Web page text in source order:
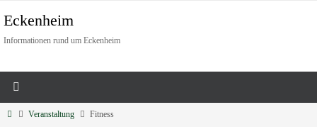
Eckenheim
Informationen rund um Eckenheim
Veranstaltung Fitness